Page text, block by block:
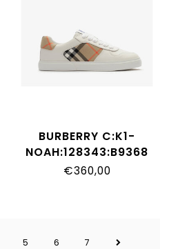
BURBERRY C:K1-
NOAH:128343:B9368
€360,00
5 6 7